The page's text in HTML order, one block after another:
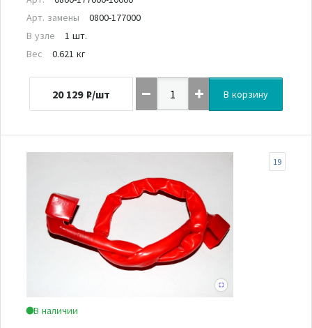
Арт. замены
0800-177000
В узле
1 шт.
Вес
0.621 кг
20 129 ₽/шт В корзину
В наличии
19